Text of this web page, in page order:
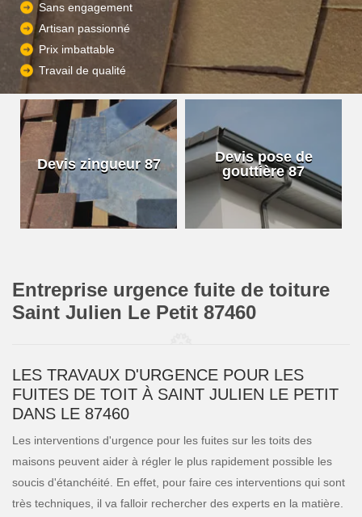
Sans engagement
Artisan passionné
Prix imbattable
Travail de qualité
Devis zingueur 87
Devis pose de
gouttière 87
Entreprise urgence fuite de toiture
Saint Julien Le Petit 87460
LES TRAVAUX D'URGENCE POUR LES
FUITES DE TOIT À SAINT JULIEN LE PETIT
DANS LE 87460
Les interventions d'urgence pour les fuites sur les toits des
maisons peuvent aider à régler le plus rapidement possible les
soucis d'étanchéité. En effet, pour faire ces interventions qui sont
très techniques, il va falloir rechercher des experts en la matière.